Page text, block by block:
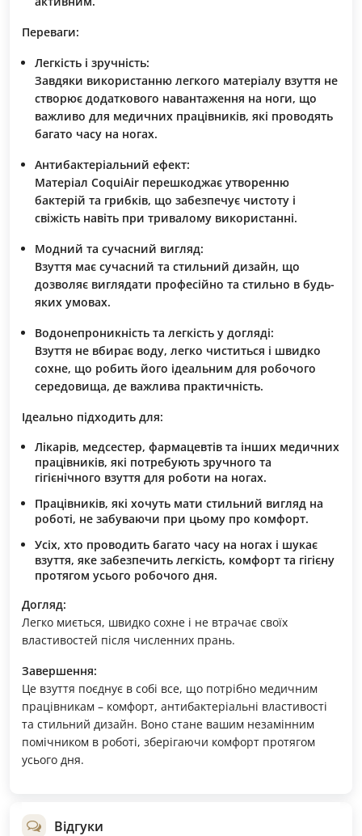
Переваги:
Легкість і зручність:
Завдяки використанню легкого матеріалу взуття не
створює додаткового навантаження на ноги, що
важливо для медичних працівників, які проводять
багато часу на ногах.
Антибактеріальний ефект:
Матеріал CoquiAir перешкоджає утворенню
бактерій та грибків, що забезпечує чистоту і
свіжість навіть при тривалому використанні.
Модний та сучасний вигляд:
Взуття має сучасний та стильний дизайн, що
дозволяє виглядати професійно та стильно в будь-
яких умовах.
Водонепроникність та легкість у догляді:
Взуття не вбирає воду, легко чиститься і швидко
сохне, що робить його ідеальним для робочого
середовища, де важлива практичність.
Ідеально підходить для:
Лікарів, медсестер, фармацевтів та інших медичних
працівників, які потребують зручного та
гігієнічного взуття для роботи на ногах.
Працівників, які хочуть мати стильний вигляд на
роботі, не забуваючи при цьому про комфорт.
Усіх, хто проводить багато часу на ногах і шукає
взуття, яке забезпечить легкість, комфорт та гігієну
протягом усього робочого дня.
Догляд:
Легко миється, швидко сохне і не втрачає своїх
властивостей після численних прань.
Завершення:
Це взуття поєднує в собі все, що потрібно медичним
працівникам – комфорт, антибактеріальні властивості
та стильний дизайн. Воно стане вашим незамінним
помічником в роботі, зберігаючи комфорт протягом
усього дня.
Відгуки